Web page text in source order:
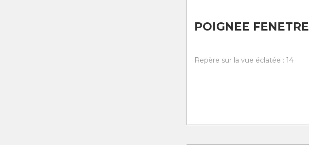
POIGNEE FENETRE
Repère sur la vue éclatée : 14